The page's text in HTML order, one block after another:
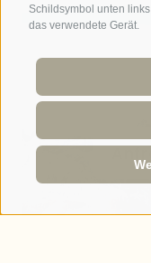
Schildsymbol unten
das verwendete Gerät.